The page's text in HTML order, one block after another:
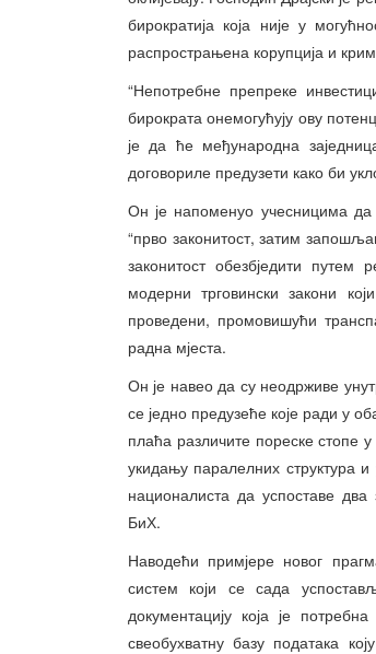
бирократија која није у
распрострањена корупција и
“Непотребне препреке
бирократа онемогућују ову
је да ће међународна
договориле предузети како би
Он је напоменуо учесницима да
“прво законитост, затим
законитост обезбједити
модерни трговински закони
проведени, промовишући
радна мјеста.
Он је навео да су неодрживе
се једно предузеће које ради у
плаћа различите пореске стопе
укидању паралелних структура
националиста да успоставе два
БиХ.
Наводећи примјере новог
систем који се сада
документацију која је
свеобухватну базу података